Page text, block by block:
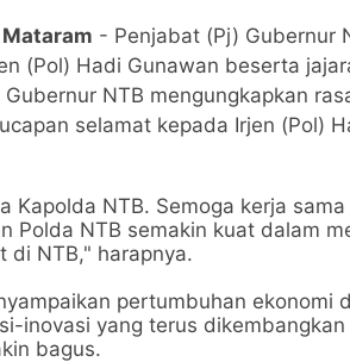
- Penjabat (Pj) Gubernur
(Pol) Hadi Gunawan beserta
NTB mengungkapkan
selamat kepada Irjen (Pol)
Kapolda NTB. Semoga kerja
Polda NTB semakin kuat dalam
di NTB," harapnya.
pertumbuhan ekonomi
inovasi yang terus
bagus.